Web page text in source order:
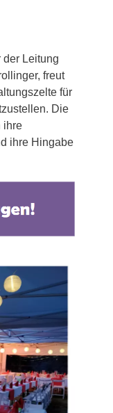
der Leitung
freut
für
Die
ihre
ihre Hingabe